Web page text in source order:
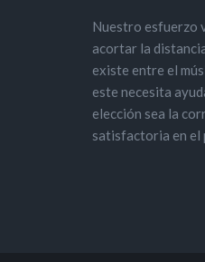
Nuestro esfuerzo
acortar la
existe entre el
este necesita
elección sea la
satisfactoria en el